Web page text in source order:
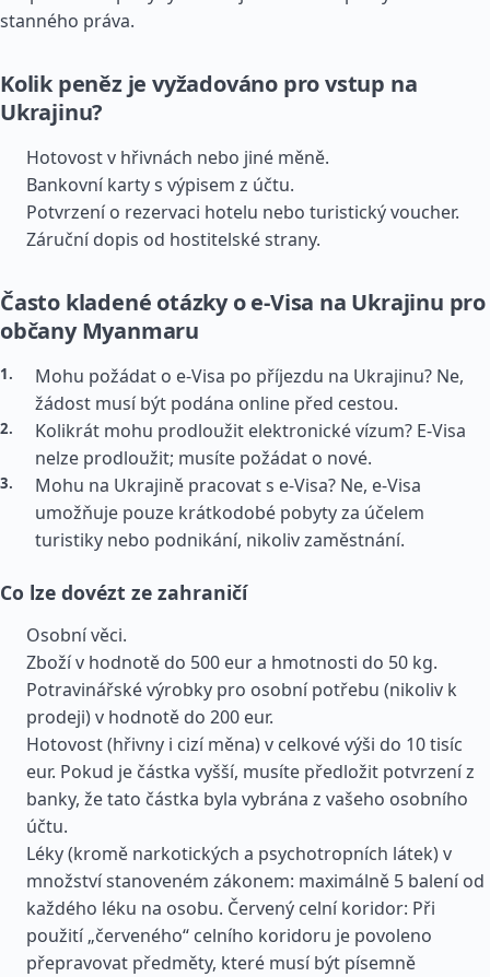
stanného práva.
Kolik peněz je vyžadováno pro vstup na
Ukrajinu?
Hotovost v hřivnách nebo jiné měně.
Bankovní karty s výpisem z účtu.
Potvrzení o rezervaci hotelu nebo turistický voucher.
Záruční dopis od hostitelské strany.
Často kladené otázky o e-Visa na Ukrajinu pro
občany Myanmaru
Mohu požádat o e-Visa po příjezdu na Ukrajinu? Ne,
žádost musí být podána online před cestou.
Kolikrát mohu prodloužit elektronické vízum? E-Visa
nelze prodloužit; musíte požádat o nové.
Mohu na Ukrajině pracovat s e-Visa? Ne, e-Visa
umožňuje pouze krátkodobé pobyty za účelem
turistiky nebo podnikání, nikoliv zaměstnání.
Co lze dovézt ze zahraničí
Osobní věci.
Zboží v hodnotě do 500 eur a hmotnosti do 50 kg.
Potravinářské výrobky pro osobní potřebu (nikoliv k
prodeji) v hodnotě do 200 eur.
Hotovost (hřivny i cizí měna) v celkové výši do 10 tisíc
eur. Pokud je částka vyšší, musíte předložit potvrzení z
banky, že tato částka byla vybrána z vašeho osobního
účtu.
Léky (kromě narkotických a psychotropních látek) v
množství stanoveném zákonem: maximálně 5 balení od
každého léku na osobu. Červený celní koridor: Při
použití „červeného“ celního koridoru je povoleno
přepravovat předměty, které musí být písemně